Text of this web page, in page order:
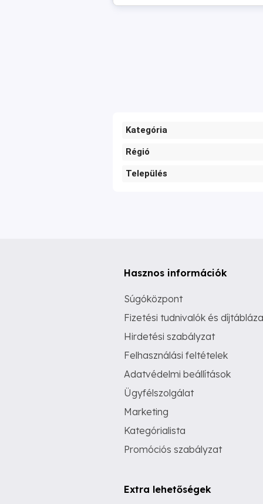
Kategória
Régió
Település
Hasznos információk
Súgóközpont
Fizetési tudnivalók és
Hirdetési szabályzat
Felhasználási feltételek
Adatvédelmi beállítások
Ügyfélszolgálat
Marketing
Kategórialista
Promóciós szabályzat
Extra lehetőségek